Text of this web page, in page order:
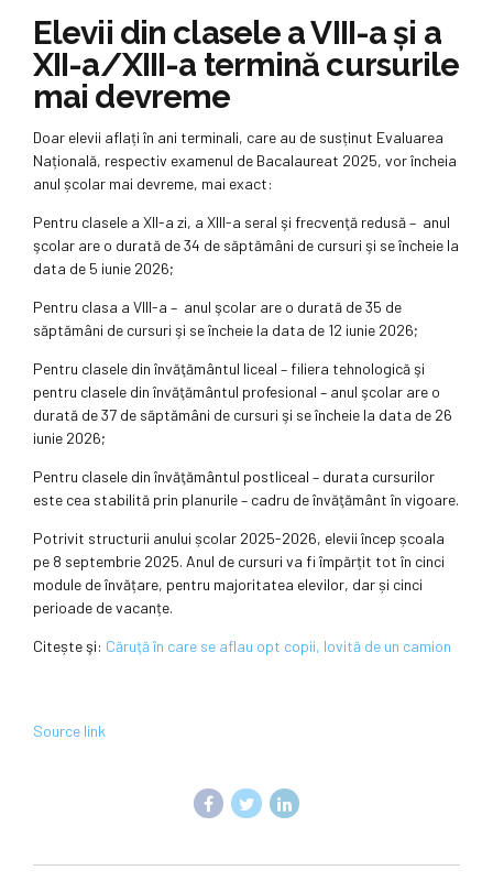
Elevii din clasele a VIII-a și a
XII-a/XIII-a termină cursurile
mai devreme
Doar elevii aflați în ani terminali, care au de susținut Evaluarea
Națională, respectiv examenul de Bacalaureat 2025, vor încheia
anul școlar mai devreme, mai exact:
Pentru clasele a XII-a zi, a XIII-a seral şi frecvenţă redusă – anul
şcolar are o durată de 34 de săptămâni de cursuri şi se încheie la
data de 5 iunie 2026;
Pentru clasa a VIII-a – anul şcolar are o durată de 35 de
săptămâni de cursuri şi se încheie la data de 12 iunie 2026;
Pentru clasele din învăţământul liceal – filiera tehnologică şi
pentru clasele din învăţământul profesional – anul şcolar are o
durată de 37 de săptămâni de cursuri şi se încheie la data de 26
iunie 2026;
Pentru clasele din învăţământul postliceal – durata cursurilor
este cea stabilită prin planurile – cadru de învăţământ în vigoare.
Potrivit structurii anului școlar 2025-2026, elevii încep școala
pe 8 septembrie 2025. Anul de cursuri va fi împărțit tot în cinci
module de învățare, pentru majoritatea elevilor, dar și cinci
perioade de vacanțe.
Citește şi: Căruţă în care se aflau opt copii, lovită de un camion
Source link